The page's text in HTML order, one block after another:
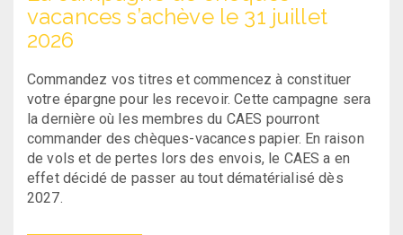
vacances s’achève le 31 juillet
2026
Commandez vos titres et commencez à constituer
votre épargne pour les recevoir. Cette campagne sera
la dernière où les membres du CAES pourront
commander des chèques-vacances papier. En raison
de vols et de pertes lors des envois, le CAES a en
effet décidé de passer au tout dématérialisé dès
2027.